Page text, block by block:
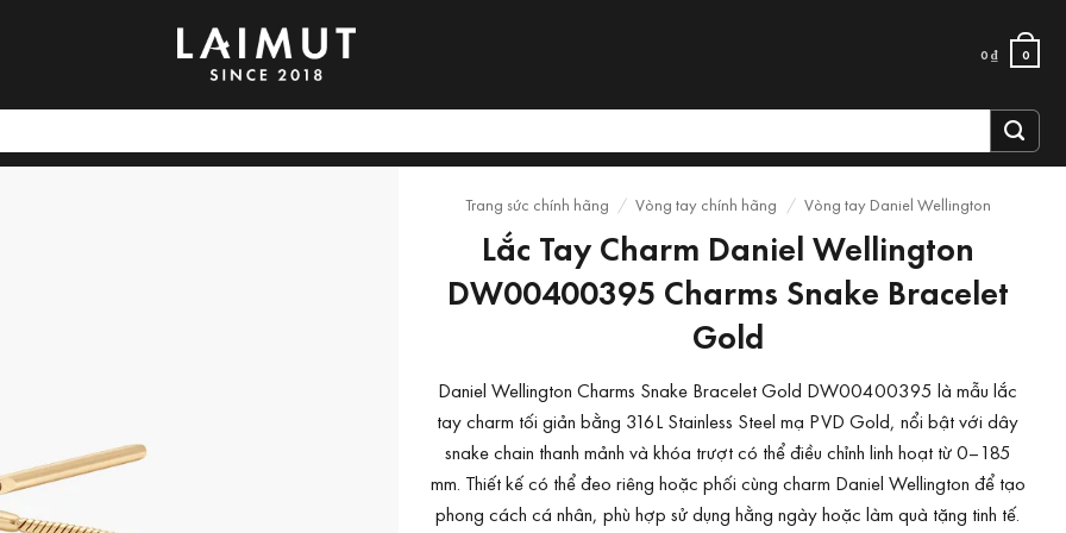
0₫ 0
Trang sức chính hãng / Vòng tay chính hãng / Vòng tay Daniel Wellington
Lắc Tay Charm Daniel Wellington
DW00400395 Charms Snake Bracelet
Gold
Daniel Wellington Charms Snake Bracelet Gold DW00400395 là mẫu lắc
tay charm tối giản bằng 316L Stainless Steel mạ PVD Gold, nổi bật với dây
snake chain thanh mảnh và khóa trượt có thể điều chỉnh linh hoạt từ 0–185
mm. Thiết kế có thể đeo riêng hoặc phối cùng charm Daniel Wellington để tạo
phong cách cá nhân, phù hợp sử dụng hằng ngày hoặc làm quà tặng tinh tế.